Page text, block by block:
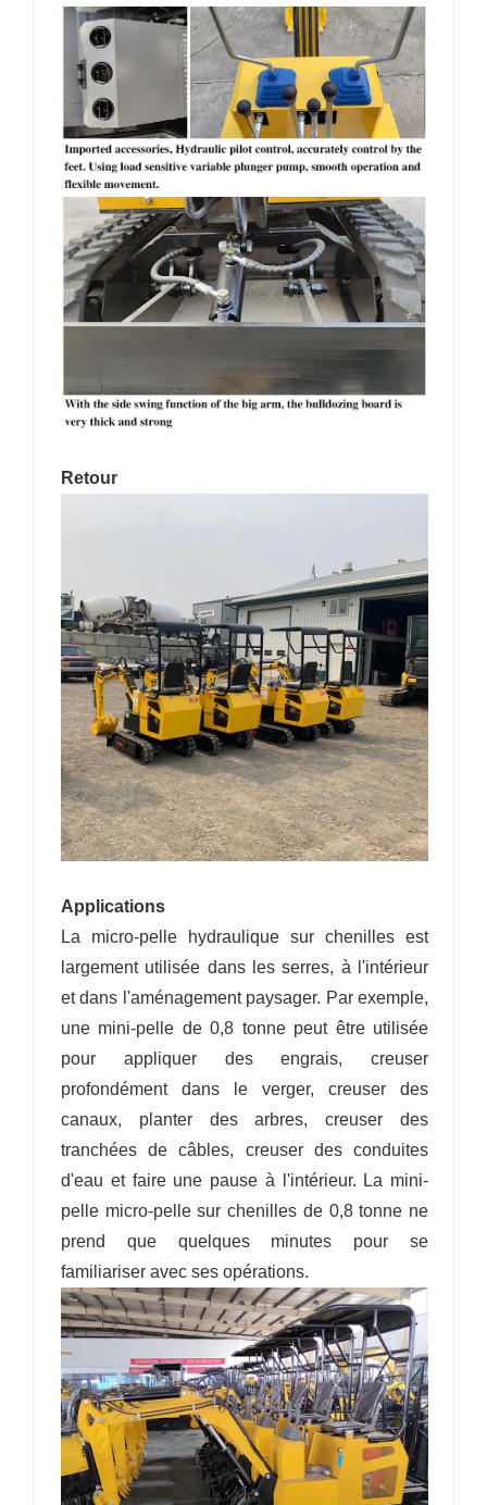
Retour
Applications
La micro-pelle hydraulique sur chenilles est
largement utilisée dans les serres, à l'intérieur
et dans l'aménagement paysager. Par exemple,
une mini-pelle de 0,8 tonne peut être utilisée
pour appliquer des engrais, creuser
profondément dans le verger, creuser des
canaux, planter des arbres, creuser des
tranchées de câbles, creuser des conduites
d'eau et faire une pause à l'intérieur. La mini-
pelle micro-pelle sur chenilles de 0,8 tonne ne
prend que quelques minutes pour se
familiariser avec ses opérations.